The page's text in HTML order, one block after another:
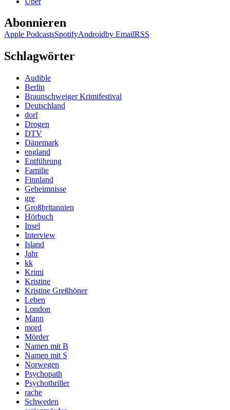
Primavera
Abonnieren
Apple PodcastsSpotifyAndroidby EmailRSS
Schlagwörter
Audible
Berlin
Braunschweiger Krimifestival
Deutschland
dorf
Drogen
DTV
Dänemark
england
Entführung
Familie
Finnland
Geheimnisse
gre
Großbritannien
Hörbuch
Insel
Interview
Island
Jahr
kk
Krimi
Kristine
Kristine Greßhöner
Leben
London
Mann
mord
Mörder
Namen mit B
Namen mit S
Norwegen
Psychopath
Psychothriller
rache
Schweden